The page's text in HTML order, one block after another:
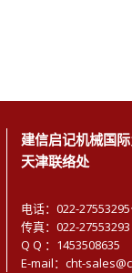
建信启记机械国
天津联络处
电话：022-
传真：022-27553293
Q Q ：1453508635
E-mail：cht-